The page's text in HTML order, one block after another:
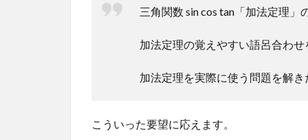
三角関数 sin cos tan「加法定理」
加法定理の覚えやすい語呂合わ
加法定理を実際に使う問題を解き
こういった要望に応えます。